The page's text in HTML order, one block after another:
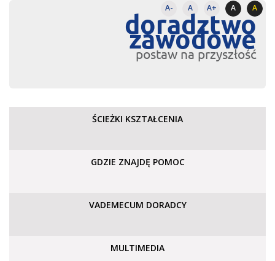
A- A A+ A A
doradztwo
zawodowe
postaw na przyszłość
ŚCIEŻKI KSZTAŁCENIA
GDZIE ZNAJDĘ POMOC
VADEMECUM DORADCY
MULTIMEDIA